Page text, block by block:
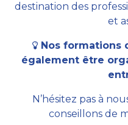
destination des
et
Nos formations
également être
N’hésitez pas à
conseillons de